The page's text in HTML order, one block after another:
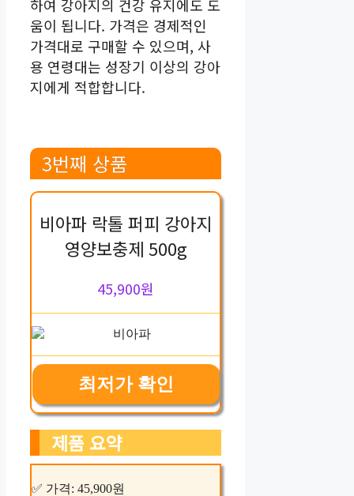
하여 강아지의 건강 유지에도 도
움이 됩니다. 가격은 경제적인
가격대로 구매할 수 있으며, 사
용 연령대는 성장기 이상의 강아
지에게 적합합니다.
3번째 상품
비아파 락톨 퍼피 강아지
영양보충제 500g
45,900원
최저가 확인
제품 요약
✅ 가격: 45,900원